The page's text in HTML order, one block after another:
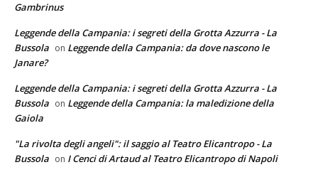
Gambrinus
Leggende della Campania: i segreti della Grotta Azzurra - La
Bussola on Leggende della Campania: da dove nascono le
Janare?
Leggende della Campania: i segreti della Grotta Azzurra - La
Bussola on Leggende della Campania: la maledizione della
Gaiola
"La rivolta degli angeli": il saggio al Teatro Elicantropo - La
Bussola on I Cenci di Artaud al Teatro Elicantropo di Napoli